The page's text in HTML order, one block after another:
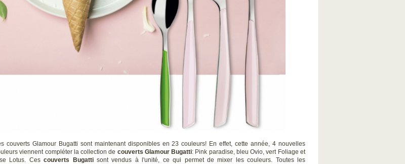
couverts Glamour Bugatti sont maintenant disponibles en 23 couleurs! En effet, cette année, 4 nouvelles
viennent compléter la collection de couverts Glamour Bugatti: Pink paradise, bleu Ovio, vert Foliage et
Lotus. Cescouverts Bugattisont vendus à l'unité, ce qui permet de mixer les couleurs. Toutes les